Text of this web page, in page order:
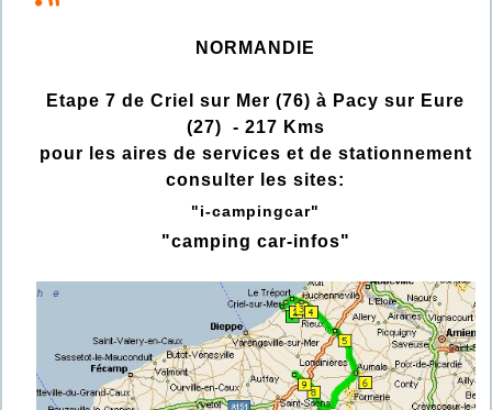
NORMANDIE
Etape 7 de Criel sur Mer (76) à Pacy sur Eure
(27) - 217 Kms
pour les aires de services et de stationnement
consulter les sites:
"i-campingcar"
"camping car-infos"